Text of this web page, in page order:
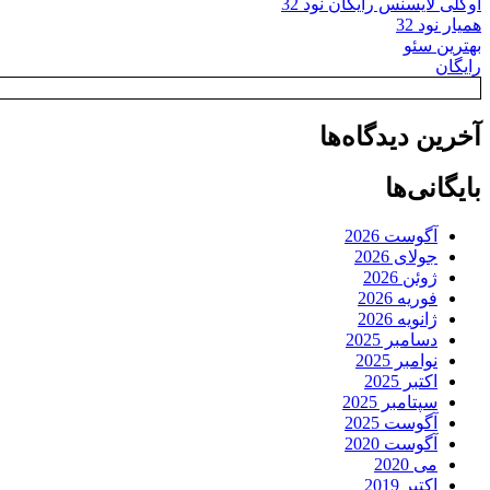
همیار نود 32
بهترین سئو
رایگان
آخرین دیدگاه‌ها
بایگانی‌ها
آگوست 2026
جولای 2026
ژوئن 2026
فوریه 2026
ژانویه 2026
دسامبر 2025
نوامبر 2025
اکتبر 2025
سپتامبر 2025
آگوست 2025
آگوست 2020
می 2020
اکتبر 2019